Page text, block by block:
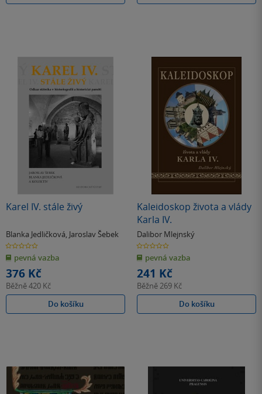
Karel IV. stále živý
Blanka Jedličková, Jaroslav Šebek
0.0
z
5
hvězdiček
pevná vazba
376 Kč
Běžně420 Kč
Do košíku
Kaleidoskop života a vlády
Karla IV.
Dalibor Mlejnský
0.0
z
5
hvězdiček
pevná vazba
241 Kč
Běžně269 Kč
Do košíku